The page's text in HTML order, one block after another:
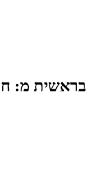
בראשית מ: